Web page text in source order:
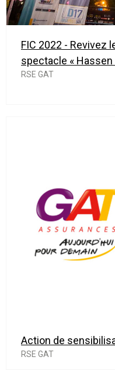
FIC 2022 - Revivez
spectacle « Hassen
RSE GAT
Action de
RSE GAT